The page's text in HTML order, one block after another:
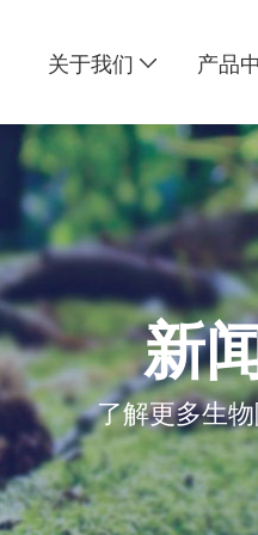
关于我们 产品
新
了解更多生